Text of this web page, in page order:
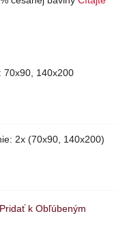
70x90, 140x200
2x (70x90, 140x200)
Pridať k Obľúbeným